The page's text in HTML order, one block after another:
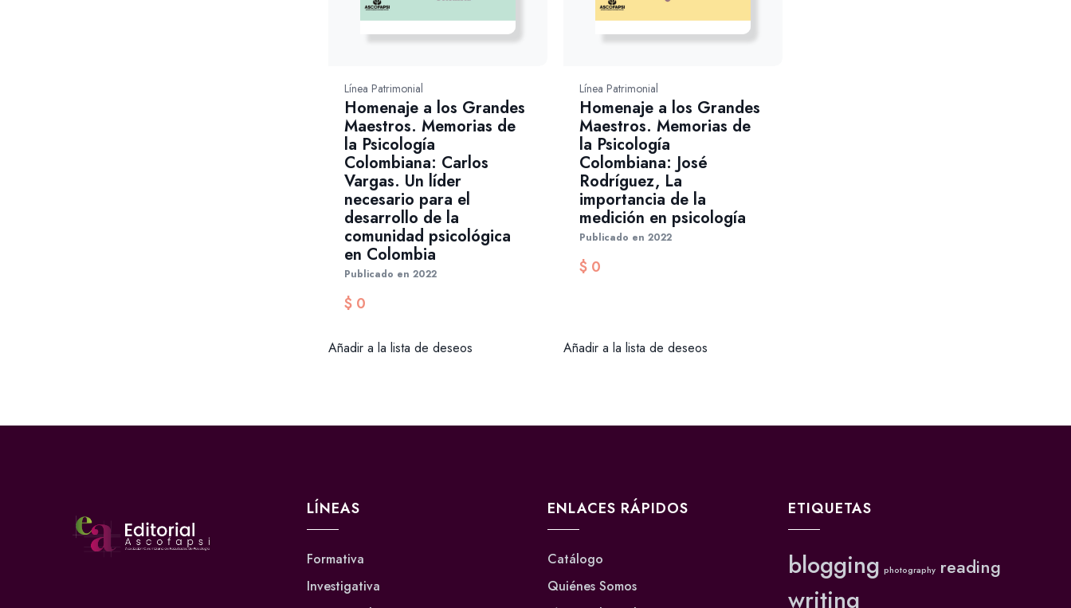
Línea Patrimonial
Homenaje a los Grandes
Maestros. Memorias de
la Psicología
Colombiana: Carlos
Vargas. Un líder
necesario para el
desarrollo de la
comunidad psicológica
en Colombia
Publicado en 2022
$0
Añadir a la lista de deseos
Línea Patrimonial
Homenaje a los Grandes
Maestros. Memorias de
la Psicología
Colombiana: José
Rodríguez, La
importancia de la
medición en psicología
Publicado en 2022
$0
Añadir a la lista de deseos
LÍNEAS
Formativa
Investigativa
ENLACES RÁPIDOS
Catálogo
Quiénes Somos
ETIQUETAS
blogging photography reading
writing